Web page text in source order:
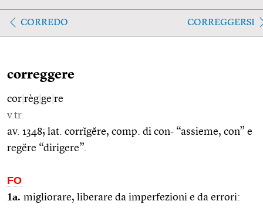
CORREDO CORREGGERSI
correggere
cor règ ge re
v.tr.
av. 1348; lat. corrĭgĕre, comp. di con- “assieme, con” e
regĕre “dirigere”.
FO
1a. migliorare, liberare da imperfezioni e da errori: